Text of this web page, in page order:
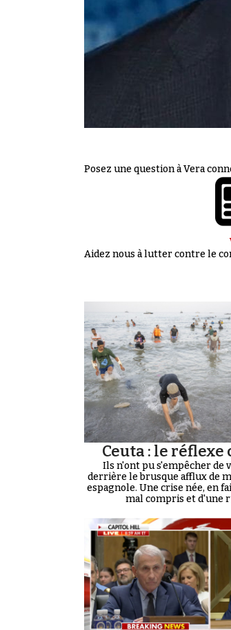
Posez une question à Vera
Aidez nous à lutter contre le
Ceuta : le
Ils n'ont pu s'empêcher de
derrière le brusque afflux de
espagnole. Une crise née, en
mal compris et d'une